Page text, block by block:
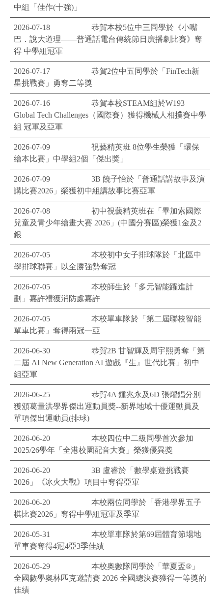
中組「佳作(十強)」
2026-07-18
恭賀本校5位中三同學於《小嘴
巴．說大道理——普通話電台傳統節日廣播劇比賽》奪
得 中學組冠軍
2026-07-17
恭賀2位中五同學於「FinTech新
星挑戰賽」勇奪二等獎
2026-07-16
恭賀本校STEAM組於W193
Global Tech Challenges（國際賽）獲得機械人相撲賽中學
組 冠軍及亞軍
2026-07-09
視藝精英班 8位學生榮獲「環保
繪本比賽」中學組2個「傑出獎」
2026-07-09
3B 饒子怡於「普通話講故事及演
講比賽2026」榮獲初中組講故事比賽亞軍
2026-07-08
初中視藝精英班在「畢加索國際
兒童及青少年繪畫大賽 2026」(中國分賽區)榮獲1金及2
銀
2026-07-05
本校初中女子排球隊於「北區中
學排球聯賽」以全勝強勢奪冠
2026-07-05
本校師生於「多元智能躍進計
劃」嘉許禮獲消防處嘉許
2026-07-05
本校單車隊於「第二屆聯校智能
單車比賽」奪得兩冠一亞
2026-06-30
恭賀2B 甘智輝及周宇熙勇奪「第
二屆 AI New Generation AI 遊戲『生』世代比賽」初中
組亞軍
2026-06-25
恭賀4A 鍾兆永及6D 張燿錩分別
獲頒葛量洪學界傑出運動員獎--新界地域十優運動員及
單項傑出運動員(排球)
2026-06-20
本校四位中二級同學首次參加
2025/26學年「全港校園配音大賽」榮獲優異獎
2026-06-20
3B 盧睿於「數學桌遊挑戰賽
2026」《冰火大戰》項目中奪得亞軍
2026-06-20
本校兩位同學於「香港學界五子
棋比賽2026」奪得中學組冠軍及季軍
2026-05-31
本校單車隊於第69屆體育節場地
單車賽奪得4冠4亞3季佳績
2026-05-29
本校奥數隊同學於「華夏盃®」
全國數學奧林匹克邀請賽 2026 全國總決賽獲得一等獎的
佳績